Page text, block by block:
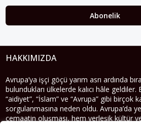
Abonelik
HAKKIMIZDA
Avrupa’ya işçi göçü yarım asrı ardında
bulundukları ülkelerde kalıcı hâle geldiler.
“aidiyet”, “İslam” ve “Avrupa” gibi birçok
sorgulanmasına neden oldu. Avrupa’da
cemaatin oluşması, hem yerleşik kültür